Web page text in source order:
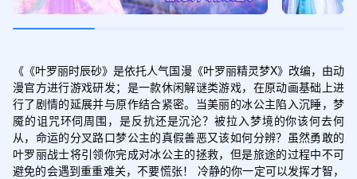
《《叶罗丽时辰砂》是依托人气国漫《叶罗丽精灵梦X》改编，由动
漫官方进行游戏研发；是一款休闲解谜类游戏，在原动画基础上进
行了剧情的延展并与原作结合紧密。当美丽的冰公主陷入沉睡，梦
魇的诅咒环伺周围，是反抗还是沉沦？被拉入梦境的你该何去何
从，命运的分叉路口梦公主的真假善恶又该如何分辨？虽然勇敢的
叶罗丽战士将引领你完成对冰公主的拯救，但是旅途的过程中不可
避免的会遇到重重难关，不要慌张！ 冷静的你一定可以发挥才智，